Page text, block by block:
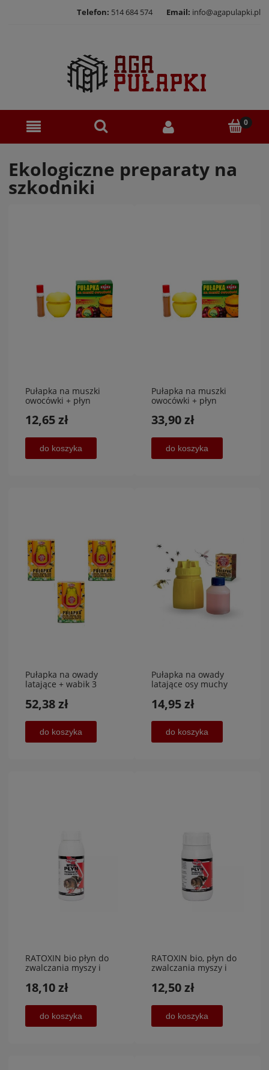
Telefon: 514 684 574 Email: info@agapulapki.pl
Ekologiczne preparaty na
szkodniki
Pułapka na muszki
owocówki + płyn
RAPAX
12,65 zł
do koszyka
Pułapka na muszki
owocówki + płyn
sztuki
33,90 zł
do koszyka
Pułapka na owady
latające + wabik 3
52,38 zł
do koszyka
Pułapka na owady
latające osy muchy
14,95 zł
do koszyka
RATOXIN bio płyn do
zwalczania myszy i
ml,AGROL
18,10 zł
do koszyka
RATOXIN bio, płyn do
zwalczania myszy i
ml,AGROL
12,50 zł
do koszyka